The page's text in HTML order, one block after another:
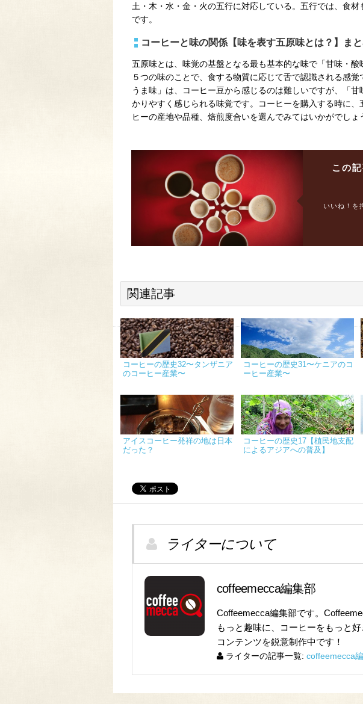
土・木・水・金・火の五行に対応している。五行では、食材
です。
コーヒーと味の関係【味を表す五原味とは？】ま
五原味とは、味覚の基盤となる最も基本的な味で「甘味・
５つの味のことで、食する物質に応じて舌で認識される感覚
うま味」は、コーヒー豆から感じるのは難しいですが、「
かりやすく感じられる味覚です。コーヒーを購入する時に
ヒーの産地や品種、焙煎度合いを選んでみてはいかがでしょ
この
いいね！を
関連記事
コーヒーの歴史32〜タンザニア
のコーヒー産業〜
コーヒーの歴史31〜ケニアのコ
ーヒー産業〜
アイスコーヒー発祥の地は日本
だった？
コーヒーの歴史17【植民地支配
によるアジアへの普及】
ライターについて
coffeemecca編集部
Coffeemecca編集部です。
もっと趣味に、コーヒーをもっと
コンテンツを鋭意制作中です！
ライターの記事一覧: coffeemecca